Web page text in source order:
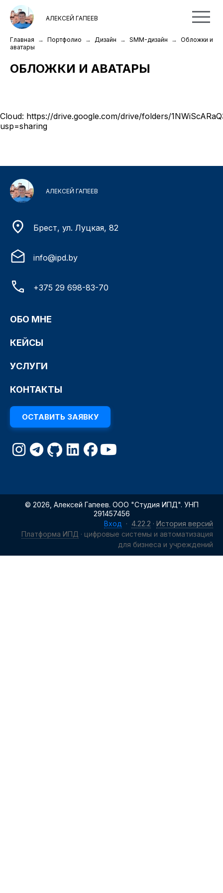
АЛЕКСЕЙ ГАПЕЕВ
Главная Портфолио Дизайн SMM-дизайн
Обложки и
аватары
ОБЛОЖКИ И АВАТАРЫ
Cloud: https://drive.google.com/drive/folders/
usp=sharing
АЛЕКСЕЙ ГАПЕЕВ
Брест, ул. Луцкая, 82
info@ipd.by
+375 29 698-83-70
ОБО МНЕ
КЕЙСЫ
УСЛУГИ
КОНТАКТЫ
ОСТАВИТЬ ЗАЯВКУ
© 2026, Алексей Гапеев. ООО "Студия ИПД". УНП
291457456
Вход · 4.22.2 · История версий
Платформа ИПД · цифровые системы и автоматизация
для бизнеса и учреждений